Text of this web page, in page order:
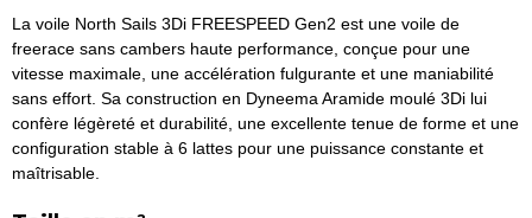
La voile North Sails 3Di FREESPEED Gen2 est une voile de
freerace sans cambers haute performance, conçue pour une
vitesse maximale, une accélération fulgurante et une maniabilité
sans effort. Sa construction en Dyneema Aramide moulé 3Di lui
confère légèreté et durabilité, une excellente tenue de forme et une
configuration stable à 6 lattes pour une puissance constante et
maîtrisable.